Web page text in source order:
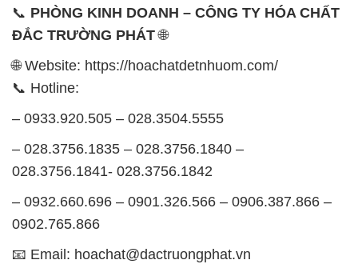
📞 PHÒNG KINH DOANH – CÔNG TY HÓA CHẤT
ĐẮC TRƯỜNG PHÁT🌐
🌐 Website: https://hoachatdetnhuom.com/
📞 Hotline:
– 0933.920.505 – 028.3504.5555
– 028.3756.1835 – 028.3756.1840 –
028.3756.1841- 028.3756.1842
– 0932.660.696 – 0901.326.566 – 0906.387.866 –
0902.765.866
📧 Email: hoachat@dactruongphat.vn